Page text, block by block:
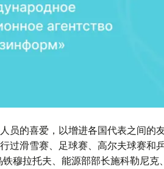
员的喜爱，以增进各国代表之间的
过滑雪赛、足球赛、高尔夫球赛和
穆拉托夫、能源部部长施科勒尼克